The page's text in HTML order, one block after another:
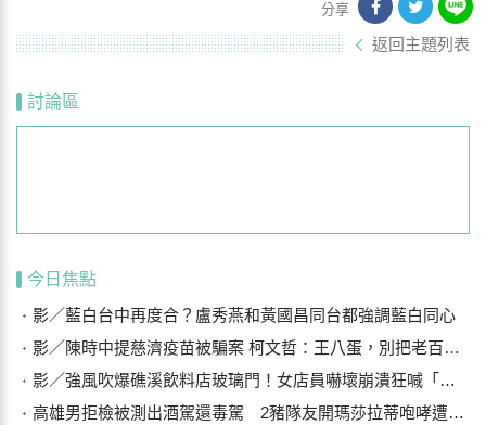
分享
返回主題列表
討論區
今日焦點
影／藍白台中再度合？盧秀燕和黃國昌同台都強調藍白同心
影／陳時中提慈濟疫苗被騙案 柯文哲：王八蛋，別把老百姓當白痴
影／強風吹爆礁溪飲料店玻璃門！女店員嚇壞崩潰狂喊「手機在哪？」
高雄男拒檢被測出酒駕還毒駕 2豬隊友開瑪莎拉蒂咆哮遭警壓制